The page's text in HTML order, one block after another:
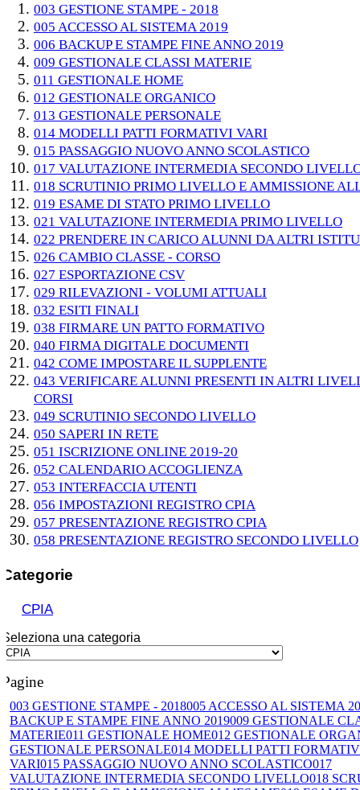
003 GESTIONE STAMPE - 2018
005 ACCESSO AL SISTEMA 2019
006 BACKUP E STAMPE FINE ANNO 2019
009 GESTIONALE CLASSI MATERIE
011 GESTIONALE HOME
012 GESTIONALE ORGANICO
013 GESTIONALE PERSONALE
014 MODELLI PATTI FORMATIVI VARI
015 PASSAGGIO NUOVO ANNO SCOLASTICO
017 VALUTAZIONE INTERMEDIA SECONDO
018 SCRUTINIO PRIMO LIVELLO E AMMISSIONE
019 ESAME DI STATO PRIMO LIVELLO
021 VALUTAZIONE INTERMEDIA PRIMO LIVELLO
022 PRENDERE IN CARICO ALUNNI DA ALTRI
026 CAMBIO CLASSE - CORSO
027 ESPORTAZIONE CSV
029 RILEVAZIONI - VOLUMI ATTUALI
032 ESITI FINALI
038 FIRMARE UN PATTO FORMATIVO
040 FIRMA DIGITALE DOCUMENTI
042 COME IMPOSTARE IL SUPPLENTE
043 VERIFICARE ALUNNI PRESENTI IN ALTRI
CORSI
049 SCRUTINIO SECONDO LIVELLO
050 SAPERI IN RETE
051 ISCRIZIONE ONLINE 2019-20
052 CALENDARIO ACCOGLIENZA
053 INTERFACCIA UTENTI
056 IMPOSTAZIONI REGISTRO CPIA
057 PRESENTAZIONE REGISTRO CPIA
058 PRESENTAZIONE REGISTRO SECONDO LIVELLO
Categorie
CPIA
Seleziona una categoria
Pagine
003 GESTIONE STAMPE - 2018005 ACCESSO AL SISTEMA
BACKUP E STAMPE FINE ANNO 2019009 GESTIONALE
MATERIE011 GESTIONALE HOME012 GESTIONALE
GESTIONALE PERSONALE014 MODELLI PATTI
VARI015 PASSAGGIO NUOVO ANNO SCOLASTICO017
VALUTAZIONE INTERMEDIA SECONDO LIVELLO018